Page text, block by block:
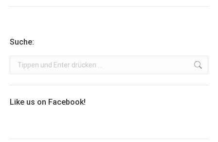
Suche:
Search:
Like us on Facebook!